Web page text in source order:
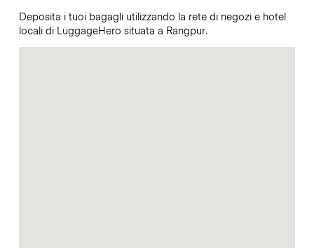
Deposita i tuoi bagagli utilizzando la rete di negozi e hotel
locali di LuggageHero situata a Rangpur.